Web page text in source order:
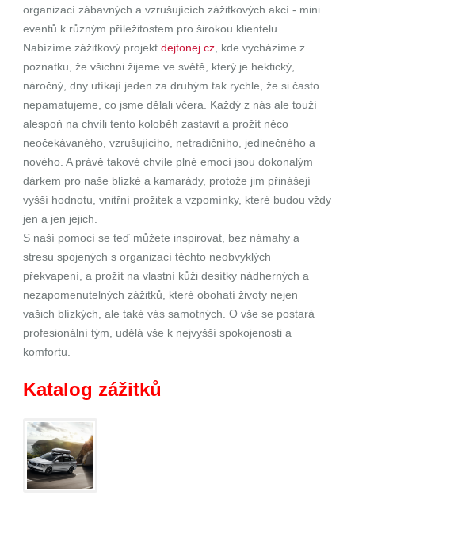
organizací zábavných a vzrušujících zážitkových akcí - mini
eventů k různým příležitostem pro širokou klientelu.
Nabízíme zážitkový projektdejtonej.cz , kde vycházíme z
poznatku, že všichni žijeme ve světě, který je hektický,
náročný, dny utíkají jeden za druhým tak rychle, že si často
nepamatujeme, co jsme dělali včera. Každý z nás ale touží
alespoň na chvíli tento koloběh zastavit a prožít něco
neočekávaného, vzrušujícího, netradičního, jedinečného a
nového. A právě takové chvíle plné emocí jsou dokonalým
dárkem pro naše blízké a kamarády, protože jim přinášejí
vyšší hodnotu, vnitřní prožitek a vzpomínky, které budou vždy
jen a jen jejich.
S naší pomocí se teď můžete inspirovat, bez námahy a
stresu spojených s organizací těchto neobvyklých
překvapení, a prožít na vlastní kůži desítky nádherných a
nezapomenutelných zážitků, které obohatí životy nejen
vašich blízkých, ale také vás samotných. O vše se postará
profesionální tým, udělá vše k nejvyšší spokojenosti a
komfortu.
Katalog zážitků